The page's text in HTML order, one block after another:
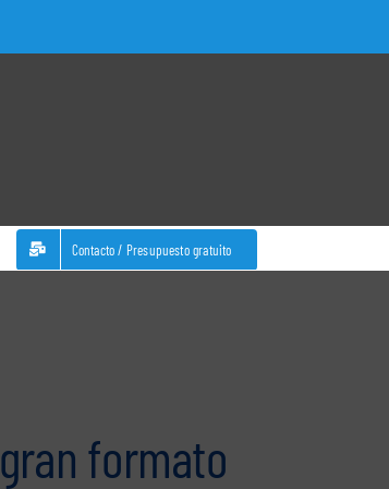
Contacto / Presupuesto gratuito
formato